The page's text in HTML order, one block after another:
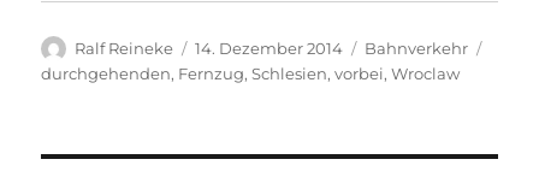
Autor
Ralf Reineke
Veröffentlicht
am
14. Dezember 2014 Kategorien
Bahnverkehr
durchgehenden, Fernzug,Schlesien,vorbei,Wroclaw